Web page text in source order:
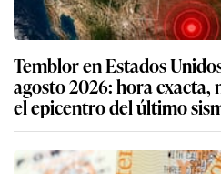
Temblor en Estados
agosto 2026: hora
el epicentro del último